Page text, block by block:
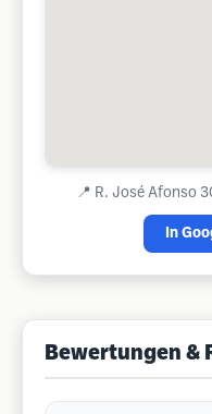
📍 R. José Afonso
In
Bewertungen &